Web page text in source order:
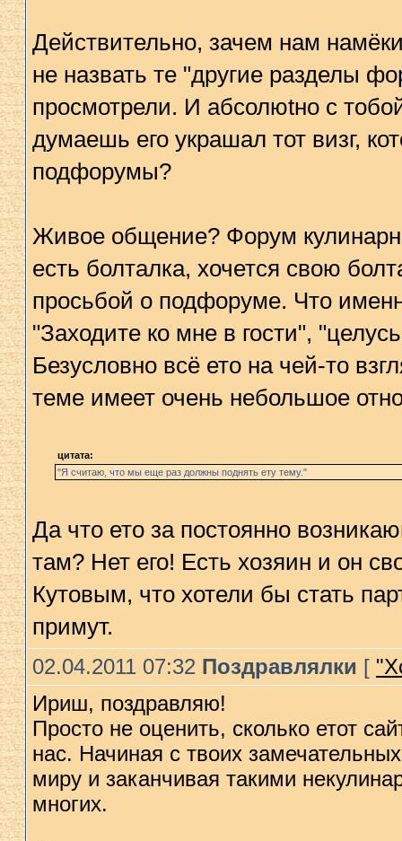
Действительно, зачем нам
не назвать те "другие разделы
просмотрели. И абсолюtно с
думаешь его украшал тот визг,
подфорумы?
Живое общение? Форум
есть болталка, хочется свою
просьбой о подфоруме. Что
"Заходите ко мне в гости",
Безусловно всё ето на чей-то
теме имеет очень небольшое
цитата:
"Я считаю, что мы еще раз должны поднять ету тему."
Да что ето за постоянно
там? Нет его! Есть хозяин и он
Кутовым, что хотели бы стать
примут.
02.04.2011 07:32 Поздравлялки [
Ириш, поздравляю!
Просто не оценить, сколько етот
нас. Начиная с твоих
миру и заканчивая такими
многих.